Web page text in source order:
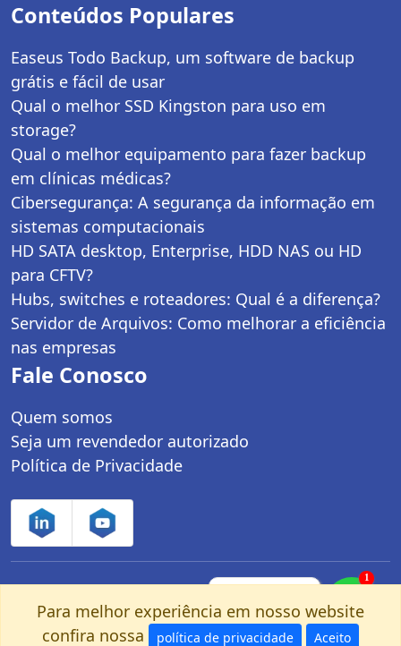
Conteúdos Populares
Easeus Todo Backup, um software de backup
grátis e fácil de usar
Qual o melhor SSD Kingston para uso em
storage?
Qual o melhor equipamento para fazer backup
em clínicas médicas?
Cibersegurança: A segurança da informação em
sistemas computacionais
HD SATA desktop, Enterprise, HDD NAS ou HD
para CFTV?
Hubs, switches e roteadores: Qual é a diferença?
Servidor de Arquivos: Como melhorar a eficiência
nas empresas
Fale Conosco
Quem somos
Seja um revendedor autorizado
Política de Privacidade
Controle Net Tecnologia LTDA | CNPJ:
03.247.280/0001-25 | Av. dos Carinás, 660 -
Moema | São Paulo, SP - CEP: 04086-011
Para melhor experiência em nosso website
confira nossa
política de privacidade Aceito
1
nosso Whatsapp!